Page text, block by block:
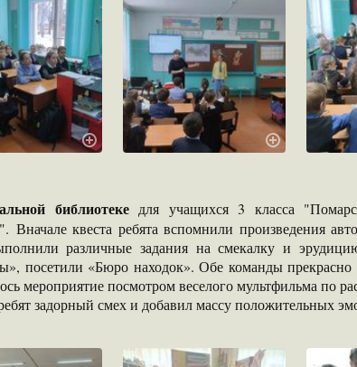
библиотекедля учащихся 3 класса
Вначале квеста ребята вспомнили произведения
различные задания на смекалку и
посетили «Бюро находок». Обе команды
мероприятие посмотром веселого мультфильма по
задорный смех и добавил массу положительных